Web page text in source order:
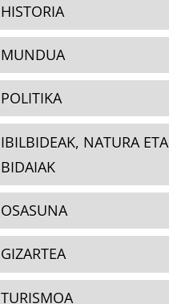
HISTORIA
MUNDUA
POLITIKA
IBILBIDEAK, NATURA ETA
BIDAIAK
OSASUNA
GIZARTEA
TURISMOA